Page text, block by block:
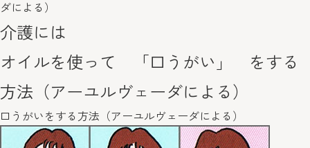
ダによる）
介護には
オイルを使って 「口うがい」 をする
方法（アーユルヴェーダによる）
口うがいをする方法（アーユルヴェーダによる）